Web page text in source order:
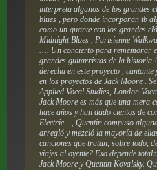
interpreta algunos de los grandes
blues , pero donde incorporan tb
como un guante con los grandes
Midnight Blues , Parisienne
…. Un concierto para rememorar
grandes guitarristas de la historia
derecha en este proyecto ,
en los proyectos de Jack Moore .
Applied Vocal Studies, London
Jack Moore es más que una mera
hace años y han dado cientos de
Electric…, Quentin compuso
arregló y mezcló la mayoría de
canciones que tratan, sobre todo,
viajes al oyente? Eso depende
Jack Moore y Quentin Kovalsky.